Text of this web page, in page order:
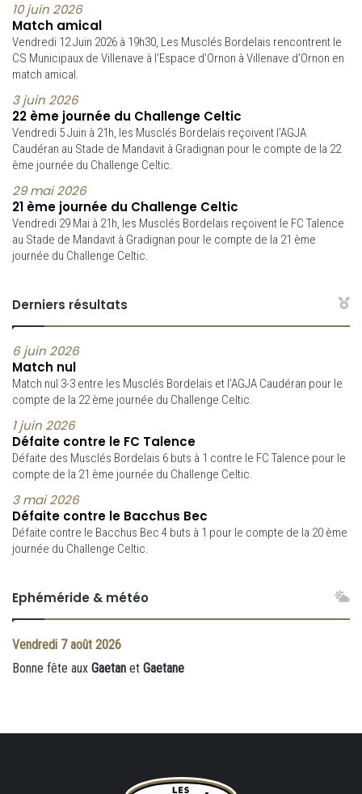
10 juin 2026
Match amical
Vendredi 12 Juin 2026 à 19h30, Les Musclés Bordelais rencontrent le
CS Municipaux de Villenave à l’Espace d’Ornon à Villenave d’Ornon en
match amical.
3 juin 2026
22 ème journée du Challenge Celtic
Vendredi 5 Juin à 21h, les Musclés Bordelais reçoivent l’AGJA
Caudéran au Stade de Mandavit à Gradignan pour le compte de la 22
ème journée du Challenge Celtic.
29 mai 2026
21 ème journée du Challenge Celtic
Vendredi 29 Mai à 21h, les Musclés Bordelais reçoivent le FC Talence
au Stade de Mandavit à Gradignan pour le compte de la 21 ème
journée du Challenge Celtic.
Derniers résultats
6 juin 2026
Match nul
Match nul 3-3 entre les Musclés Bordelais et l’AGJA Caudéran pour le
compte de la 22 ème journée du Challenge Celtic.
1 juin 2026
Défaite contre le FC Talence
Défaite des Musclés Bordelais 6 buts à 1 contre le FC Talence pour le
compte de la 21 ème journée du Challenge Celtic.
3 mai 2026
Défaite contre le Bacchus Bec
Défaite contre le Bacchus Bec 4 buts à 1 pour le compte de la 20 ème
journée du Challenge Celtic.
Ephéméride & météo
Vendredi 7 août 2026
Bonne fête aux Gaetan et Gaetane